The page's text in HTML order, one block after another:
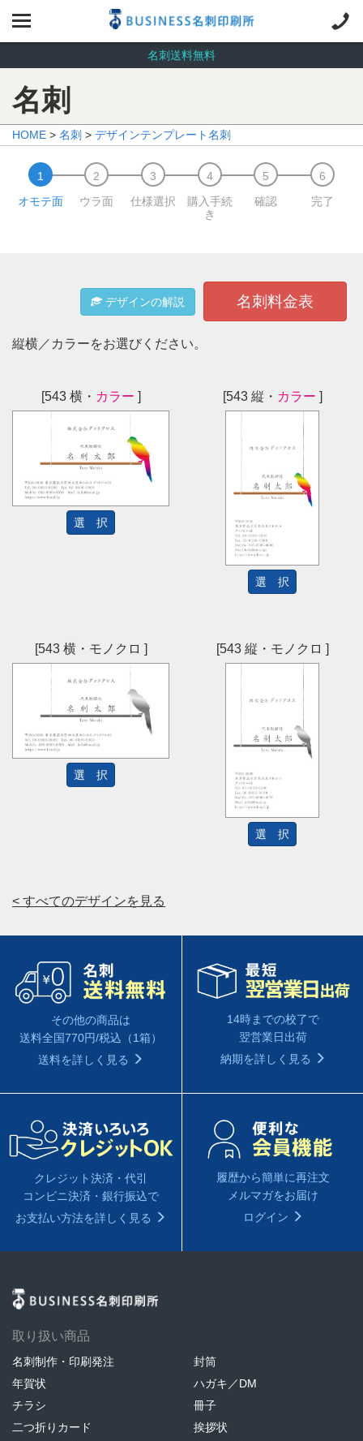
名刺送料無料
名刺
HOME > 名刺 > デザインテンプレート名刺
オモテ面 ウラ面 仕様選択
購入手続
き
確認 完了
デザインの解説 名刺料金表
縦横／カラーをお選びください。
[543 横・ カラー ]
選 択
[543 縦・ カラー ]
選 択
[543 横・モノクロ ]
選 択
[543 縦・モノクロ ]
選 択
< すべてのデザインを見る
その他の商品は
送料全国770円/税込（1箱）
送料を詳しく見る
14時までの校了で
翌営業日出荷
納期を詳しく見る
クレジット決済・代引
コンビニ決済・銀行振込で
お支払い方法を詳しく見る
履歴から簡単に再注文
メルマガをお届け
ログイン
取り扱い商品
名刺制作・印刷発注
封筒
年賀状
ハガキ／DM
チラシ
冊子
二つ折りカード
挨拶状